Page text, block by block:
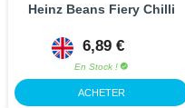
Heinz Beans Fiery Chilli
6,89 €
En Stock !
ACHETER